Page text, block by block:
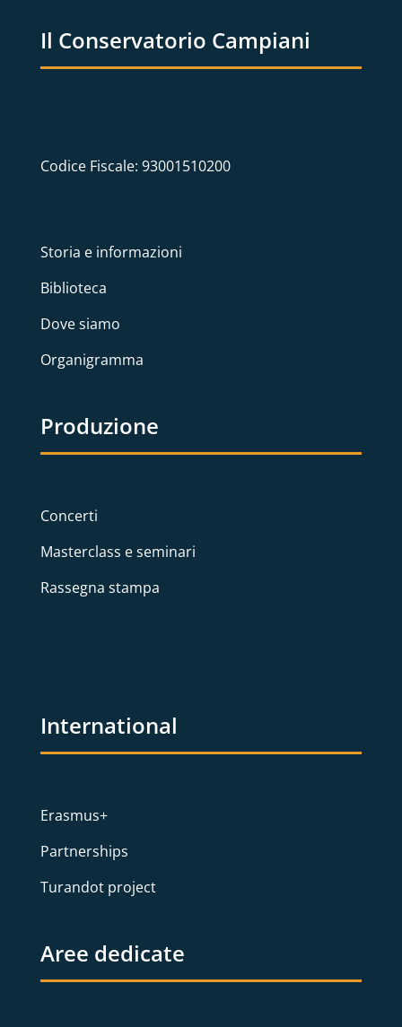
Il Conservatorio Campiani
Codice Fiscale: 93001510200
Storia e informazioni
Biblioteca
Dove siamo
Organigramma
Produzione
Concerti
Masterclass e seminari
Rassegna stampa
International
Erasmus+
Partnerships
Turandot project
Aree dedicate